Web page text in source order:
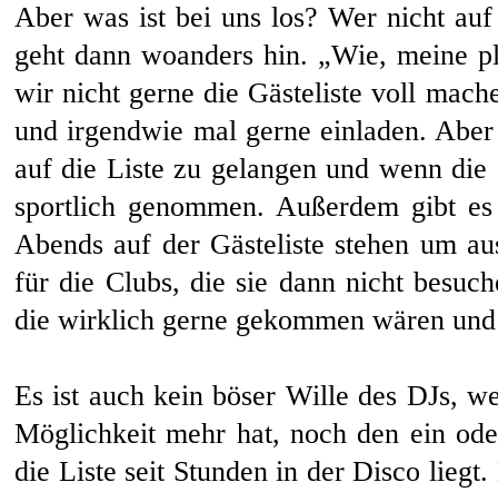
Aber was ist bei uns los? Wer nicht
geht dann woanders hin. „Wie, meine
wir nicht gerne die Gästeliste voll
und irgendwie mal gerne einladen.
auf die Liste zu gelangen und wenn
sportlich genommen. Außerdem gibt
Abends auf der Gästeliste stehen um
für die Clubs, die sie dann nicht
die wirklich gerne gekommen wären
Es ist auch kein böser Wille des DJs,
Möglichkeit mehr hat, noch den ein
die Liste seit Stunden in der Disco